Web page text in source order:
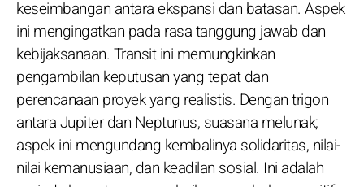
keseimbangan antara ekspansi dan batasan. Aspek
ini mengingatkan pada rasa tanggung jawab dan
kebijaksanaan. Transit ini memungkinkan
pengambilan keputusan yang tepat dan
perencanaan proyek yang realistis. Dengan trigon
antara Jupiter dan Neptunus, suasana melunak;
aspek ini mengundang kembalinya solidaritas, nilai-
nilai kemanusiaan, dan keadilan sosial. Ini adalah